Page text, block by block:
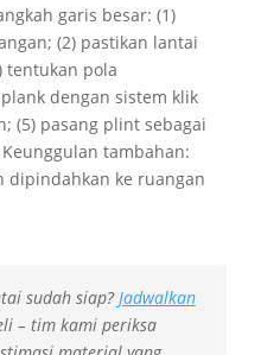
garis besar: (1)
(2) pastikan lantai
tentukan pola
dengan sistem klik
(5) pasang plint sebagai
tambahan:
dipindahkan ke ruangan
sudah siap?Jadwalkan
– tim kami periksa